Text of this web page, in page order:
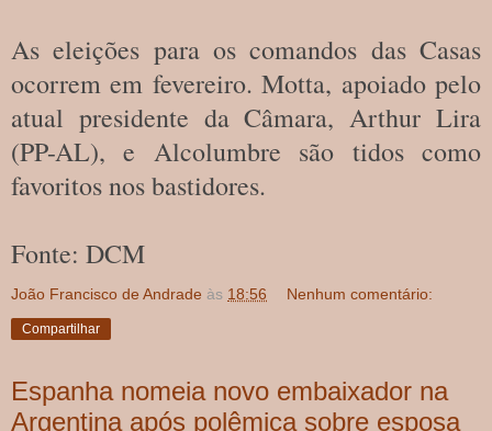
As eleições para os comandos das Casas
ocorrem em fevereiro. Motta, apoiado pelo
atual presidente da Câmara, Arthur Lira
(PP-AL), e Alcolumbre são tidos como
favoritos nos bastidores.
Fonte: DCM
João Francisco de Andrade às 18:56 Nenhum comentário:
Compartilhar
Espanha nomeia novo embaixador na
Argentina após polêmica sobre esposa